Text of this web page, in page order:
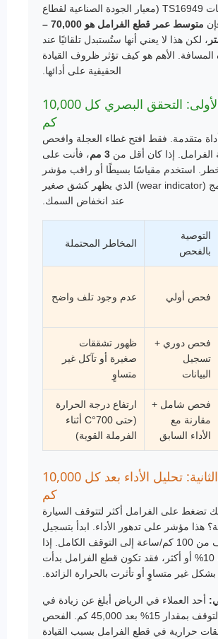
وفقًا لبيانات TS16949 (معيار الجودة الصناعية لقطاع
متوسط عمر قطع الفرامل هو 70,000 –
، لكن هذا لا يعني أنها ستُستبدل تلقائيًا عند
المسافة. الأهم هو كيف تؤثر ظروف القيادة
الحقيقية على أدائها.
الخطوة الأولى: التحقق البصري كل 10,000
كم
أداة متقدمة. فقط افتح غطاء العجلة وافحص
إذا كان أقل من 3 مم
، فأنت على
استخدم مقياسًا بسيطًا أو راقب مؤشر
التآكل المدمج (wear indicator) الذي يظهر كشق صغير
عند انخفاض السمك.
التوصية
بالفحص
المخاطر المحتملة
فحص أولي عدم وجود تلف واضح
فحص دوري +
تسجيل
البيانات
ظهور تشققات
صغيرة أو تآكل غير
متساوٍ
فحص شامل +
مقارنة مع
الأداء السابق
ارتفاع درجة الحرارة
(حتى 700°C أثناء
الفرملة القوية)
الخطوة الثانية: تحليل الأداء بعد كل 10,000
كم
تضغط على الفرامل أكثر لتتوقف السيارة
هذا مؤشر على تدهور الأداء. ابدأ بتسجيل
مسافة التوقف من 100 كم/ساعة إلى التوقف الكامل. إذا
زادت بنسبة 10% أو أكثر، فقد تكون قطع الفرامل بدأت
بشكل غير متساوٍ أو تأثرت بالحرارة الزائدة.
أحد العملاء في الرياض أبلغ عن زيادة في
مسافة التوقف بمقدار 15% بعد 45,000 كم. الفحص
حرارية في قطع الفرامل بسبب القيادة